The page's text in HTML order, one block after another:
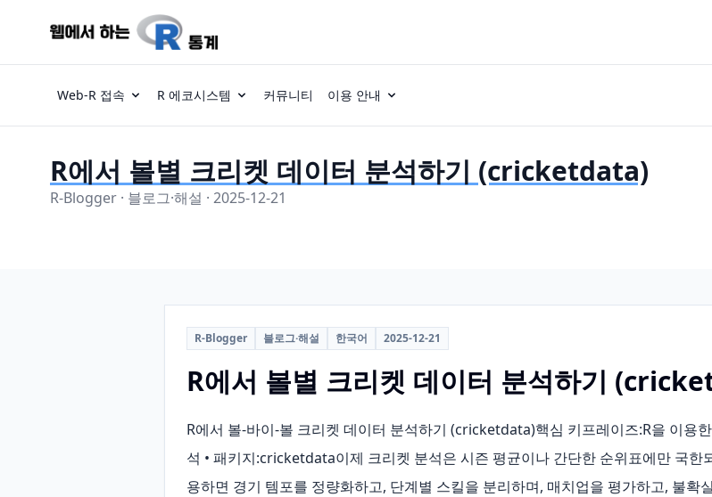
Web-R 접속 R 에코시스템 커뮤니티 이용 안내
R에서 볼별 크리켓 데이터 분석하기 (cricketdata)
R-Blogger · 블로그·해설 · 2025-12-21
R-Blogger 블로그·해설 한국어 2025-12-21
R에서 볼별 크리켓 데이터 분석하기
R에서 볼‑바이‑볼 크리켓 데이터 분석하기 (cricketdata)핵심 키프레이즈:R을 이용
석 • 패키지:cricketdata이제 크리켓 분석은 시즌 평균이나 간단한 순위표에만 국한
용하면 경기 템포를 정량화하고, 단계별 스킬을 분리하며, 매치업을 평가하고, 불확